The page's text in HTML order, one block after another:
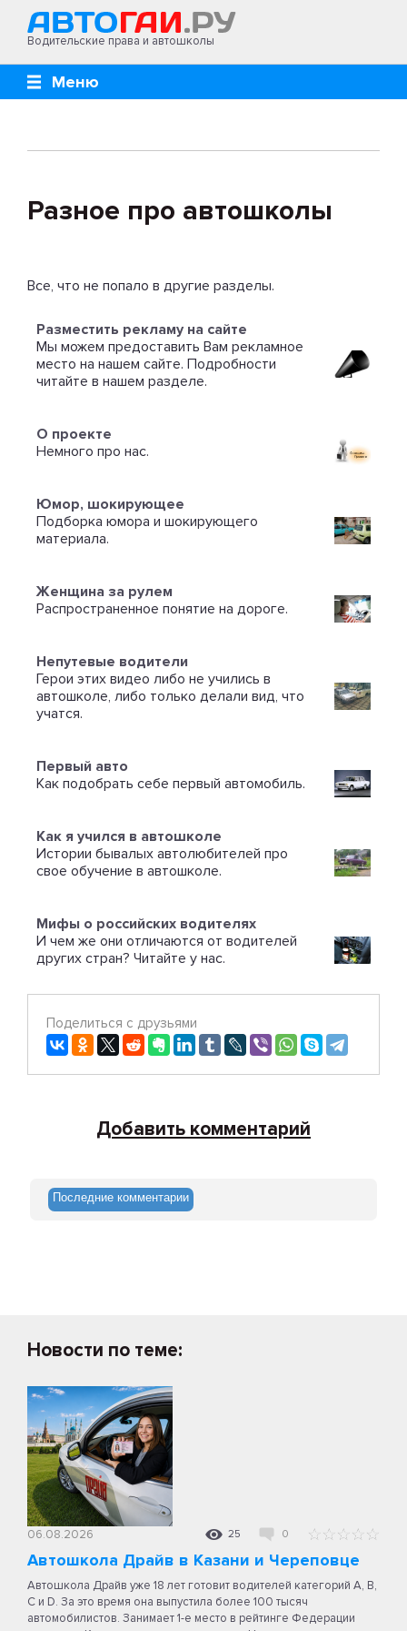
Водительские права и автошколы
Меню
Разное про автошколы
Все, что не попало в другие разделы.
Разместить рекламу на сайте
Мы можем предоставить Вам рекламное
место на нашем сайте. Подробности
читайте в нашем разделе.
О проекте
Немного про нас.
Юмор, шокирующее
Подборка юмора и шокирующего
материала.
Женщина за рулем
Распространенное понятие на дороге.
Непутевые водители
Герои этих видео либо не учились в
автошколе, либо только делали вид, что
учатся.
Первый авто
Как подобрать себе первый автомобиль.
Как я учился в автошколе
Истории бывалых автолюбителей про
свое обучение в автошколе.
Мифы о российских водителях
И чем же они отличаются от водителей
других стран? Читайте у нас.
Поделиться с друзьями
Добавить комментарий
Последние комментарии
Новости по теме:
06.08.2026 25 0
Автошкола Драйв в Казани и Череповце
Автошкола Драйв уже 18 лет готовит водителей категорий A, B,
C и D. За это время она выпустила более 100 тысяч
автомобилистов. Занимает 1-е место в рейтинге Федерации